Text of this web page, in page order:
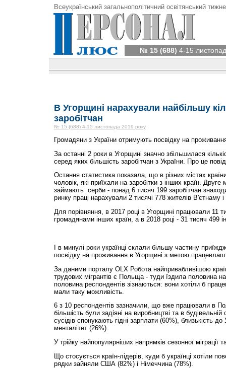
Всеукраїнський загальнополітичний освітянський
№ 15 (688) 4-15
В Угорщині нарахували найбільшу
заробітчан
№ 15 (688) 4-15 листопада 2019 року
Громадяни з України отримують посвідку на
За останні 2 роки в Угорщині значно збільшилася
серед яких більшість заробітчан з України. Про це
Остання статистика показала, що в різних містах
чоловік, які приїхали на заробітки з інших країн.
займають серби - понад 6 тисяч 199 заробітчан
ринку праці нарахували 2 тисячі 778 жителів В'єтнаму і
Для порівняння, в 2017 році в Угорщині працювали 11
громадянами інших країн, а в 2018 році - 31 тисяч 499
І в минулі роки українці склали більшу частину
посвідку на проживання в Угорщині з метою
За даними порталу OLX Робота найпривабливішою
трудових мігрантів є Польща - туди їздила половина
половина респондентів зізнаються: вони хотіли б
мали таку можливість.
6 з 10 респондентів зазначили, що вже працювали в
більшість були задіяні на виробництві та в
сусідів спонукають гідні зарплати (60%), близькість
менталітет (26%).
У трійку найпопулярніших напрямків сезонної міграції
Що стосується країн-лідерів, куди б українці хотіли
рядки зайняли США (82%) і Німеччина (78%).